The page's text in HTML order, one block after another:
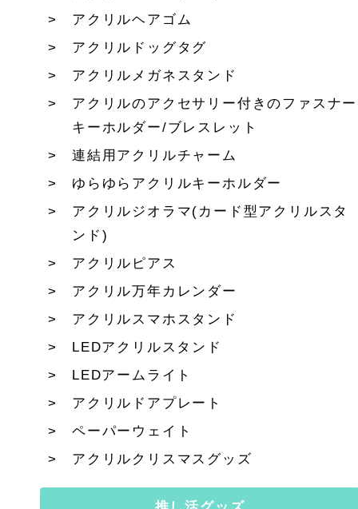
アクリルヘアゴム
アクリルドッグタグ
アクリルメガネスタンド
アクリルのアクセサリー付きのファスナー
キーホルダー/ブレスレット
連結用アクリルチャーム
ゆらゆらアクリルキーホルダー
アクリルジオラマ(カード型アクリルスタ
ンド)
アクリルピアス
アクリル万年カレンダー
アクリルスマホスタンド
LEDアクリルスタンド
LEDアームライト
アクリルドアプレート
ペーパーウェイト
アクリルクリスマスグッズ